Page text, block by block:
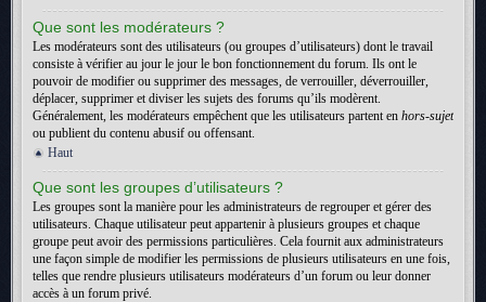
Que sont les modérateurs ?
Les modérateurs sont des utilisateurs (ou groupes d’utilisateurs) dont le travail
consiste à vérifier au jour le jour le bon fonctionnement du forum. Ils ont le
pouvoir de modifier ou supprimer des messages, de verrouiller, déverrouiller,
déplacer, supprimer et diviser les sujets des forums qu’ils modèrent.
Généralement, les modérateurs empêchent que les utilisateurs partent en hors-sujet
ou publient du contenu abusif ou offensant.
Haut
Que sont les groupes d’utilisateurs ?
Les groupes sont la manière pour les administrateurs de regrouper et gérer des
utilisateurs. Chaque utilisateur peut appartenir à plusieurs groupes et chaque
groupe peut avoir des permissions particulières. Cela fournit aux administrateurs
une façon simple de modifier les permissions de plusieurs utilisateurs en une fois,
telles que rendre plusieurs utilisateurs modérateurs d’un forum ou leur donner
accès à un forum privé.